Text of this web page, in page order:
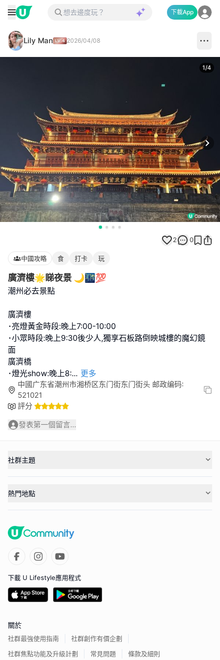
下載App
Lily Man 2026/04/08
1/4
2 0
中國攻略 食 打卡 玩
廣濟樓🌟睇夜景 🌙🌃💯
潮州必去景點
廣濟樓
･亮燈黃金時段:晚上7:00-10:00
･小眾時段:晚上9:30後少人,獨享石板路倒映城樓的魔幻鏡
面
廣濟橋
･燈光show:晚上8:... 更多
中國广东省潮州市湘桥区东门街东门街头 邮政编码:
521021
評分
發表第一個留言...
社群主題
熱門地點
下載 U Lifestyle應用程式
關於
社群最強使用指南
社群創作有價企劃
社群焦點功能及升級計劃
常見問題 條款及細則